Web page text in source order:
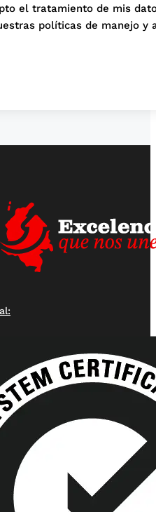
el tratamiento de mis
políticas de manejo y